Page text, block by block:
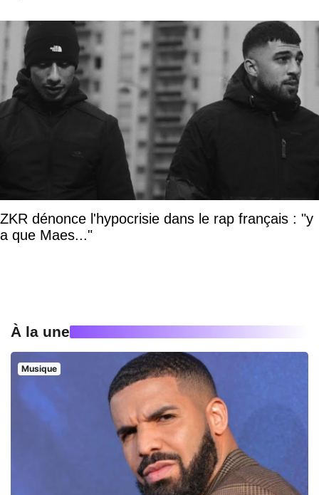
ZKR dénonce l'hypocrisie dans le rap français : "y
a que Maes..."
À la une
Musique